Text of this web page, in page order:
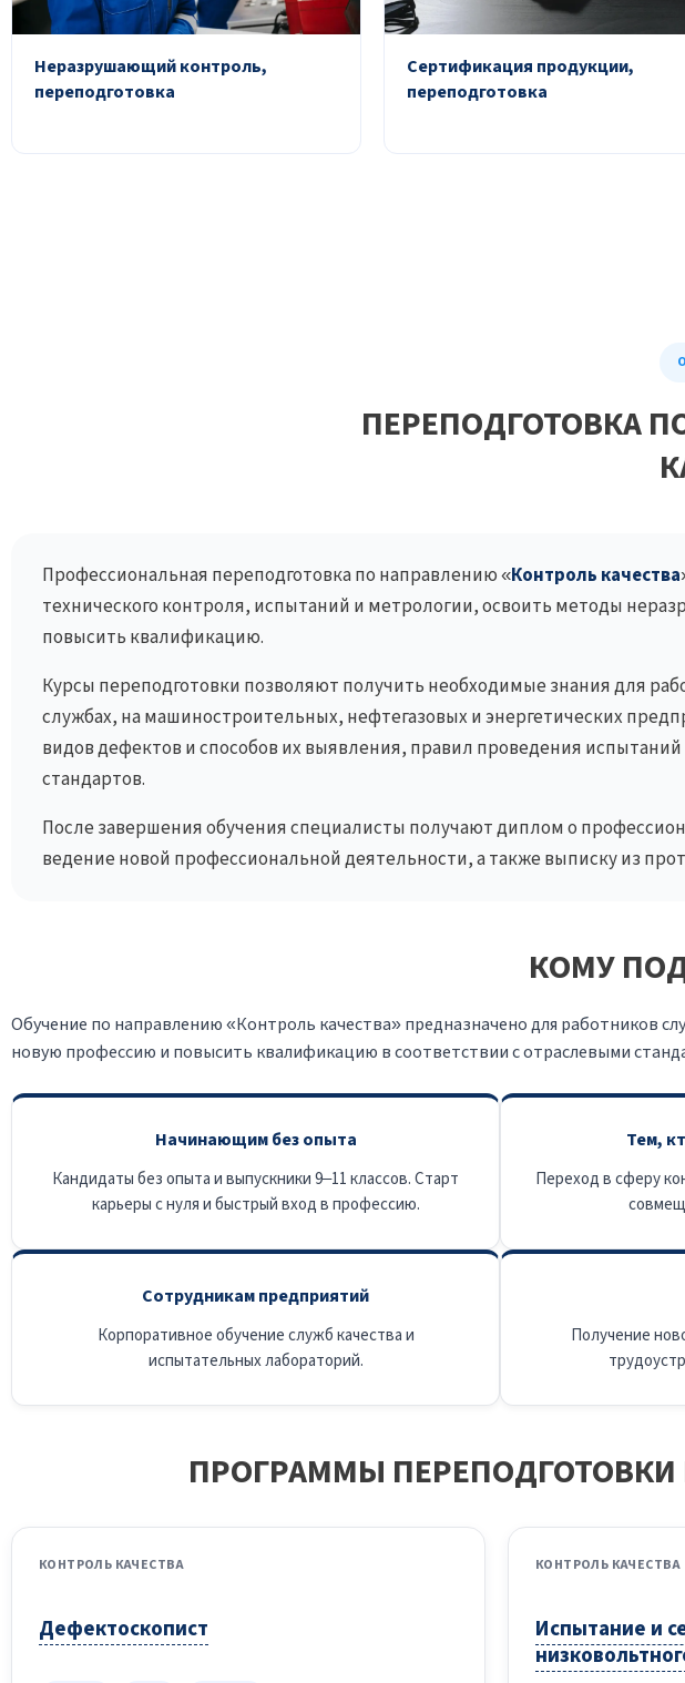
Неразрушающий контроль,
переподготовка
Сертификация продукции,
переподготовка
ПЕРЕПОДГОТОВКА
Профессиональная переподготовка по направлению «Контроль качества
технического контроля, испытаний и метрологии, освоить методы
повысить квалификацию.
Курсы переподготовки позволяют получить необходимые знания для
службах, на машиностроительных, нефтегазовых и энергетических
видов дефектов и способов их выявления, правил проведения
стандартов.
После завершения обучения специалисты получают диплом о
ведение новой профессиональной деятельности, а также выписку из
КОМУ
Обучение по направлению «Контроль качества» предназначено для работников
новую профессию и повысить квалификацию в соответствии с отраслевыми
Начинающим без опыта
Кандидаты без опыта и выпускники 9–11 классов. Старт
карьеры с нуля и быстрый вход в профессию.
Тем,
Переход в сферу
Сотрудникам предприятий
Корпоративное обучение служб качества и
испытательных лабораторий.
Получение
ПРОГРАММЫ
КОНТРОЛЬ КАЧЕСТВА
Дефектоскопист
КОНТРОЛЬ КАЧЕСТВА
Испытание и